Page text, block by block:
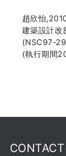
趙欣怡
建築設計改
(NSC97-
(執行期間
CONTACT